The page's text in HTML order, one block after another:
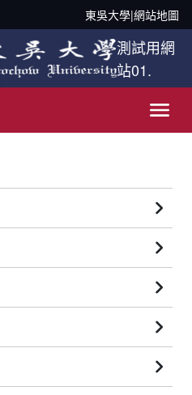
東吳大學|網站地圖
測試用網
站01.